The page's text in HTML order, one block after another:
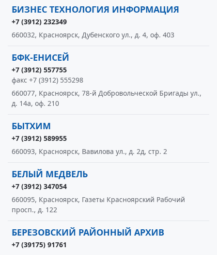
БИЗНЕС ТЕХНОЛОГИЯ ИНФОРМАЦИЯ
+7 (3912) 232349
660032, Красноярск, Дубенского ул., д. 4, оф. 403
БФК-ЕНИСЕЙ
+7 (3912) 557755
факс +7 (3912) 555298
660077, Красноярск, 78-й Добровольческой Бригады ул.,
д. 14а, оф. 210
БЫТХИМ
+7 (3912) 589955
660093, Красноярск, Вавилова ул., д. 2д, стр. 2
БЕЛЫЙ МЕДВЕЛЬ
+7 (3912) 347054
660095, Красноярск, Газеты Красноярский Рабочий
просп., д. 122
БЕРЕЗОВСКИЙ РАЙОННЫЙ АРХИВ
+7 (39175) 91761